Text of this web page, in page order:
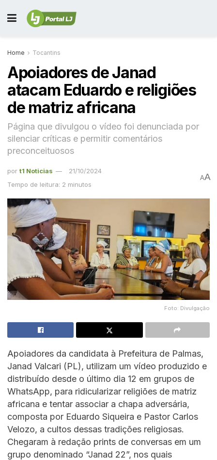
Home Tocantins
Apoiadores de Janad
atacam Eduardo e religiões
de matriz africana
Página que divulgou o vídeo foi denunciada por
silenciar críticas e permitir comentários
preconceituosos
por t1 Noticias
21/10/2024
Tempo de leitura: 2 minutos
AA
Foto: Divulgação
Apoiadores da candidata à Prefeitura de Palmas,
Janad Valcari (PL), utilizam um vídeo produzido e
distribuído desde o último dia 12 em grupos de
WhatsApp, para ridicularizar religiões de matriz
africana e tentar associar a chapa adversária,
composta por Eduardo Siqueira e Pastor Carlos
Velozo, a cultos dessas tradições religiosas.
Chegaram à redação prints de conversas em um
grupo denominado “Janad 22”, nos quais